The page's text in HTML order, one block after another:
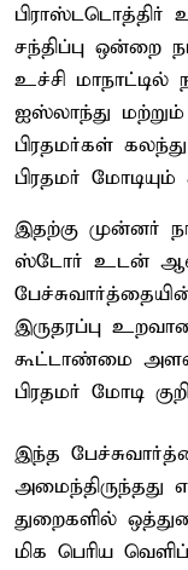
பிராஸ்டடொத்திர்
சந்திப்பு ஒன்றை
உச்சி மாநாட்டில்
ஐஸ்லாந்து
பிரதமர்கள்
பிரதமர்
இதற்கு முன்னர்
ஸ்டோர் உடன்
இருதரப்பு
கூட்டாண்மை
பிரதமர் மோடி
இந்த
அமைந்திருந்தது
துறைகளில்
மிக பெரிய